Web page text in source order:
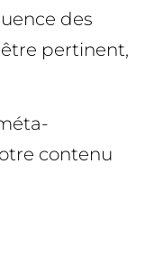
des
pertinent,
contenu